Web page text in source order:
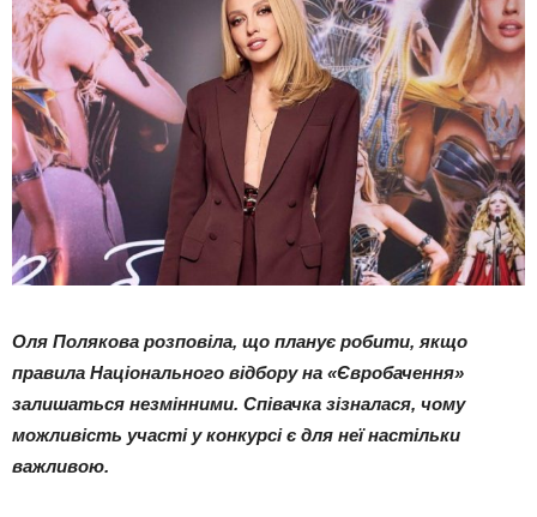
Оля Полякова розповіла, що планує робити, якщо
правила Національного відбору на «Євробачення»
залишаться незмінними. Співачка зізналася, чому
можливість участі у конкурсі є для неї настільки
важливою.